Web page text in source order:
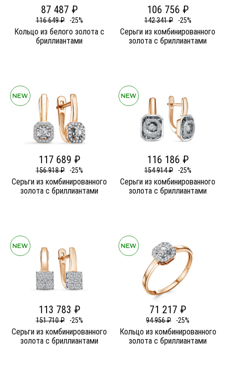
87 487 ₽
116 649 ₽ -25%
Кольцо из белого золота c
бриллиантами
106 756 ₽
142 341 ₽ -25%
Серьги из комбинированного
золота c бриллиантами
117 689 ₽
156 918 ₽ -25%
Серьги из комбинированного
золота c бриллиантами
116 186 ₽
154 914 ₽ -25%
Серьги из комбинированного
золота c бриллиантами
113 783 ₽
151 710 ₽ -25%
Серьги из комбинированного
золота c бриллиантами
71 217 ₽
94 956 ₽ -25%
Кольцо из комбинированного
золота c бриллиантами